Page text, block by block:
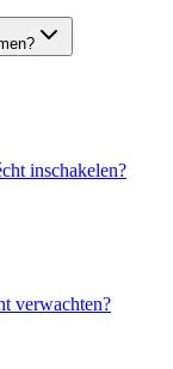
inschakelen?
verwachten?